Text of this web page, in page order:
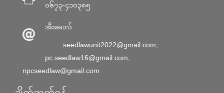
၀၆၇၃-၄၁၀၃၈၅
အီးမေးလ်
seedlawunit2022@gmail.com
pc.seedlaw16@gmail.com
npcseedlaw@gmail.com